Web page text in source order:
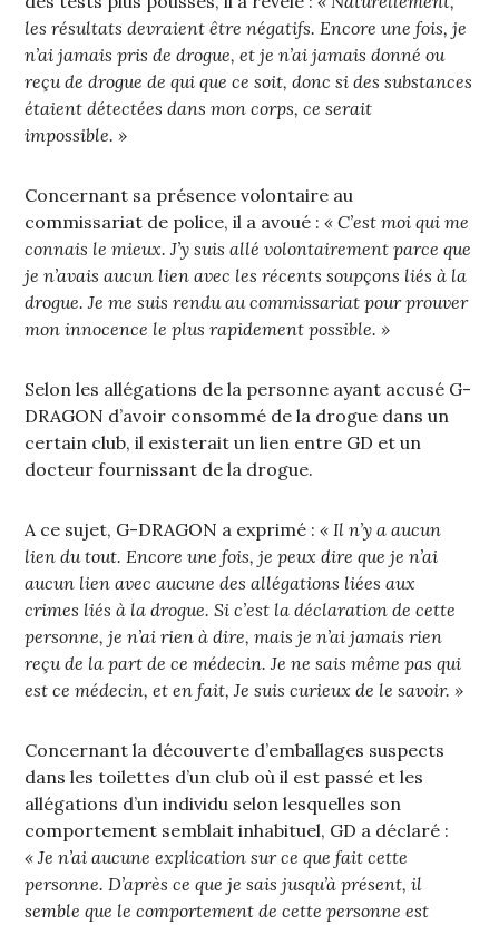
les résultats devraient être négatifs. Encore une fois, je
n’ai jamais pris de drogue, et je n’ai jamais donné ou
reçu de drogue de qui que ce soit, donc si des substances
étaient détectées dans mon corps, ce serait
impossible. »
Concernant sa présence volontaire au
commissariat de police, il a avoué :« C’est moi qui me
connais le mieux. J’y suis allé volontairement parce que
je n’avais aucun lien avec les récents soupçons liés à la
drogue. Je me suis rendu au commissariat pour prouver
mon innocence le plus rapidement possible. »
Selon les allégations de la personne ayant accusé G-
DRAGON d’avoir consommé de la drogue dans un
certain club, il existerait un lien entre GD et un
docteur fournissant de la drogue.
A ce sujet, G-DRAGON a exprimé :« Il n’y a aucun
lien du tout. Encore une fois, je peux dire que je n’ai
aucun lien avec aucune des allégations liées aux
crimes liés à la drogue. Si c’est la déclaration de cette
personne, je n’ai rien à dire, mais je n’ai jamais rien
reçu de la part de ce médecin. Je ne sais même pas qui
est ce médecin, et en fait, Je suis curieux de le savoir. »
Concernant la découverte d’emballages suspects
dans les toilettes d’un club où il est passé et les
allégations d’un individu selon lesquelles son
comportement semblait inhabituel, GD a déclaré :
« Je n’ai aucune explication sur ce que fait cette
personne. D’après ce que je sais jusqu’à présent, il
semble que le comportement de cette personne est